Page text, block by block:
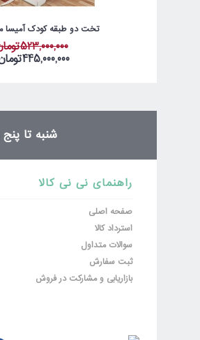
امتیاز (ضروری)
بد
تخت دو طبقه کودک آمیسا
523,000,000تومان
445,000,000تومان
شنبه تا پنج شنبه
راهنمای نی نی کالا
صفحه اصلی
استرداد کالا
سوالات متداول
ثبت سفارش
بازاریابی و مشارکت در فروش